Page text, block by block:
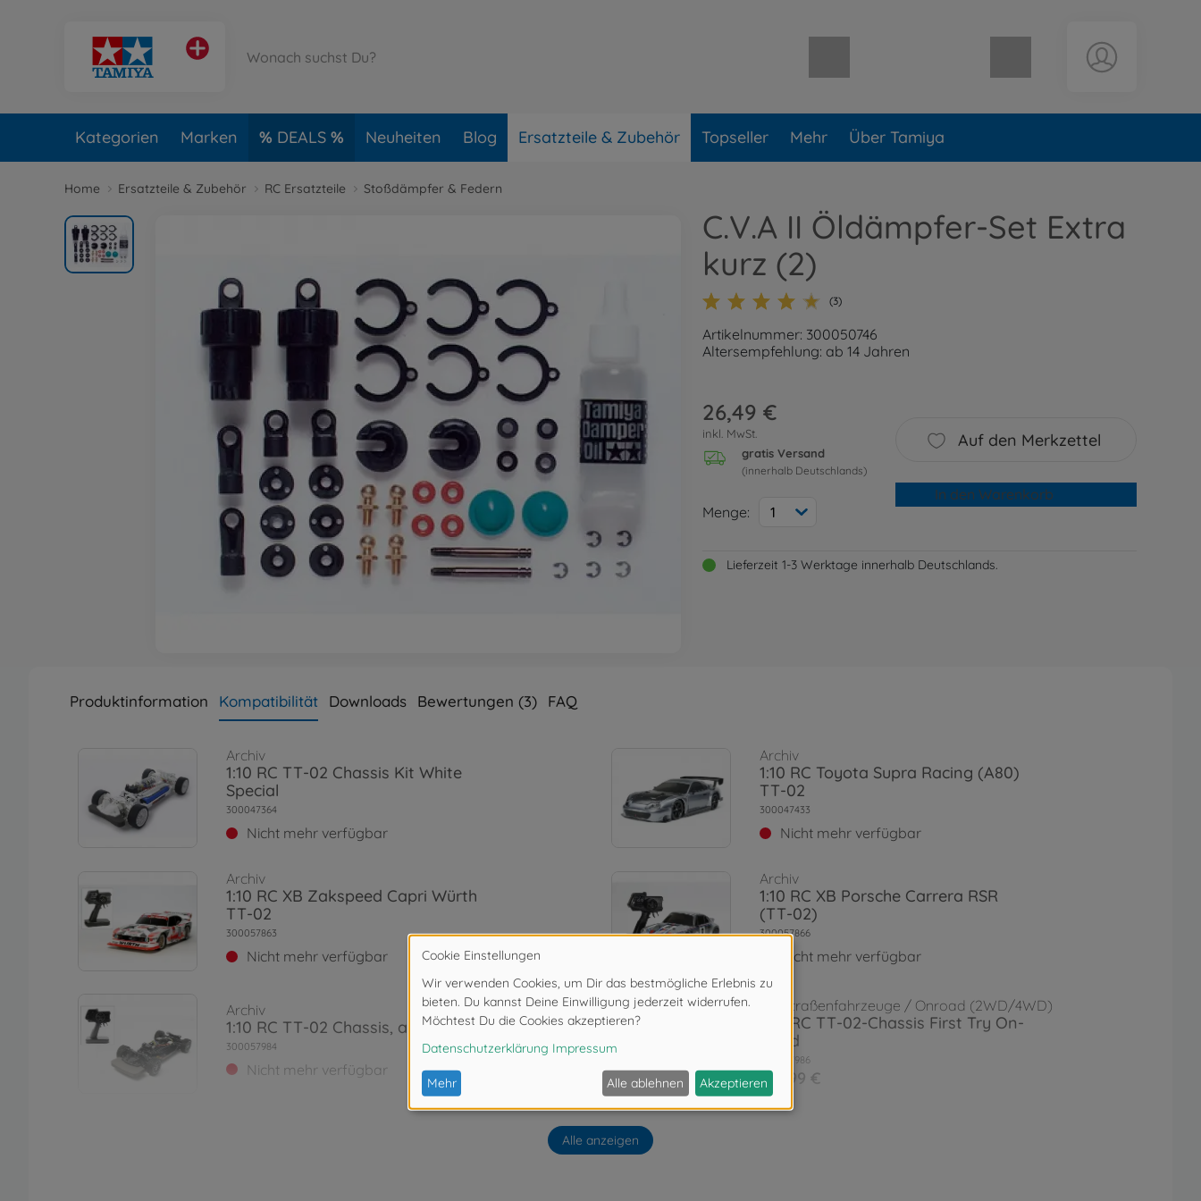
Warenkorb leer
Kategorien Marken DEALS Neuheiten Blog Ersatzteile & Zubehör Topseller Mehr Über Tamiya
Home Ersatzteile & Zubehör RC Ersatzteile Stoßdämpfer & Federn
C.V.A II Öldämpfer-Set Extra
kurz (2)
(3)
Artikelnummer: 300050746
Altersempfehlung: ab 14 Jahren
26,49 €
inkl. MwSt.
gratis Versand
(innerhalb Deutschlands)
Menge: 1
Auf den Merkzettel
In den Warenkorb
Lieferzeit 1-3 Werktage innerhalb Deutschlands.
Produktinformation Kompatibilität Downloads Bewertungen (3) FAQ
Archiv
1:10 RC TT-02 Chassis Kit White
Special
300047364
Nicht mehr verfügbar
Archiv
1:10 RC Toyota Supra Racing (A80)
TT-02
300047433
Nicht mehr verfügbar
Archiv
1:10 RC XB Zakspeed Capri Würth
TT-02
300057863
Nicht mehr verfügbar
Archiv
1:10 RC XB Porsche Carrera RSR
(TT-02)
300057866
Nicht mehr verfügbar
Archiv
1:10 RC TT-02 Chassis, aufgebaut
300057984
Nicht mehr verfügbar
RC Straßenfahrzeuge / Onroad (2WD/4WD)
1:10 RC TT-02-Chassis First Try On-
Road
300057986
109,99 €
Alle anzeigen